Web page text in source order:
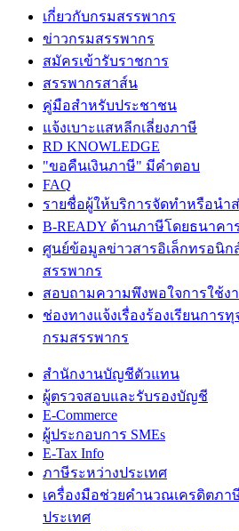
เกี่ยวกับกรมสรรพากร
ข่าวกรมสรรพากร
สมัครเข้ารับราชการ
สรรพากรสาส์น
คู่มือสำหรับประชาชน
แจ้งเบาะแสหลีกเลี่ยงภาษี
RD KNOWLEDGE
"ขอคืนเงินภาษี" มีคำตอบ
FAQ
รายชื่อผู้ให้บริการจัดทำหรือนำ
B-READY ด้านภาษีโดยธนาคา
ศูนย์ข้อมูลข่าวสารอิเล็กทรอนิก
สรรพากร
สอบถามความพึงพอใจการใช้ง
ช่องทางแจ้งเรื่องร้องเรียนกา
กรมสรรพากร
สำนักงานบัญชีตัวแทน
ผู้ตรวจสอบและรับรองบัญชี
E-Commerce
ผู้ประกอบการ SMEs
E-Tax Info
ภาษีระหว่างประเทศ
เครื่องมือช่วยคำนวณเครดิตภา
ประเทศ